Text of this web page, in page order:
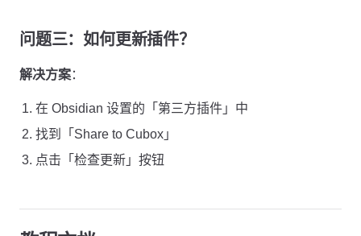
问题三：如何更新插件？
解决方案：
在 Obsidian 设置的「第三方插件」中
找到「Share to Cubox」
点击「检查更新」按钮